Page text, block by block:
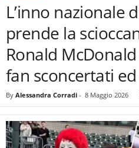
L’inno nazionale
prende la
Ronald
fan sconcertati
By Alessandra Corradi - 8 Maggio 2026